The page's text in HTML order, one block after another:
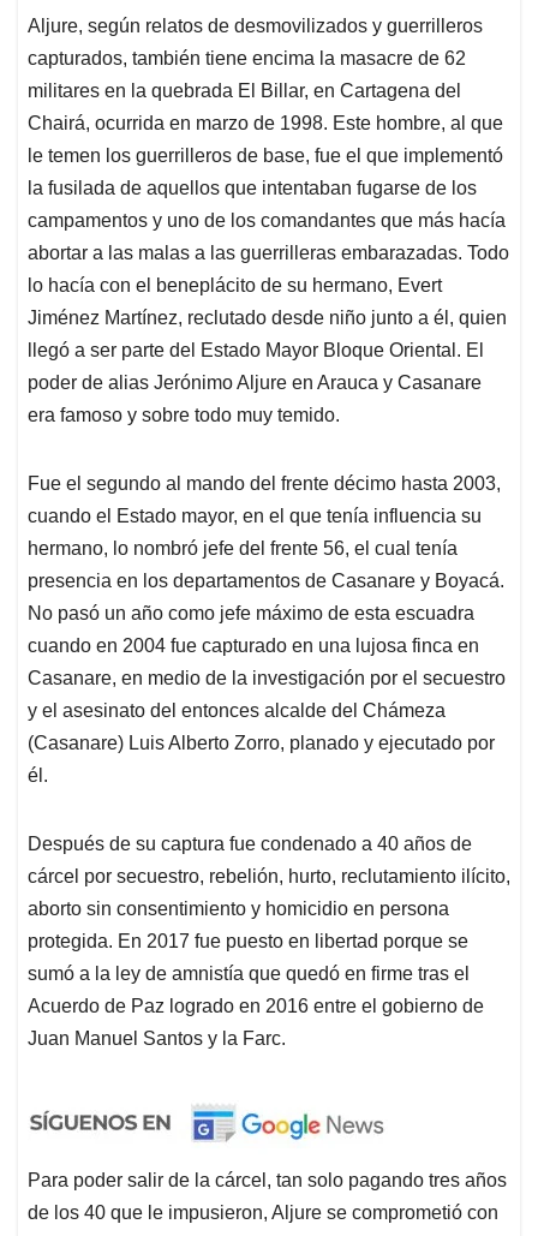
Aljure, según relatos de desmovilizados y guerrilleros
capturados, también tiene encima la masacre de 62
militares en la quebrada El Billar, en Cartagena del
Chairá, ocurrida en marzo de 1998. Este hombre, al que
le temen los guerrilleros de base, fue el que implementó
la fusilada de aquellos que intentaban fugarse de los
campamentos y uno de los comandantes que más hacía
abortar a las malas a las guerrilleras embarazadas. Todo
lo hacía con el beneplácito de su hermano, Evert
Jiménez Martínez, reclutado desde niño junto a él, quien
llegó a ser parte del Estado Mayor Bloque Oriental. El
poder de alias Jerónimo Aljure en Arauca y Casanare
era famoso y sobre todo muy temido.
Fue el segundo al mando del frente décimo hasta 2003,
cuando el Estado mayor, en el que tenía influencia su
hermano, lo nombró jefe del frente 56, el cual tenía
presencia en los departamentos de Casanare y Boyacá.
No pasó un año como jefe máximo de esta escuadra
cuando en 2004 fue capturado en una lujosa finca en
Casanare, en medio de la investigación por el secuestro
y el asesinato del entonces alcalde del Chámeza
(Casanare) Luis Alberto Zorro, planado y ejecutado por
él.
Después de su captura fue condenado a 40 años de
cárcel por secuestro, rebelión, hurto, reclutamiento ilícito,
aborto sin consentimiento y homicidio en persona
protegida. En 2017 fue puesto en libertad porque se
sumó a la ley de amnistía que quedó en firme tras el
Acuerdo de Paz logrado en 2016 entre el gobierno de
Juan Manuel Santos y la Farc.
Para poder salir de la cárcel, tan solo pagando tres años
de los 40 que le impusieron, Aljure se comprometió con